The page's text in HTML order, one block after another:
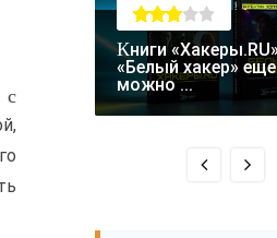
с
Книги «Хакеры.RU» и
«Белый хакер» еще
можно ...